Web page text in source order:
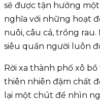
sẽ được tận hưởng
nghĩa với những hoạt
nuôi, câu cá, trồng
siêu quấn người luôn
Rời xa thành phố xô
thiên nhiên đậm chất
lại một chút để nhìn